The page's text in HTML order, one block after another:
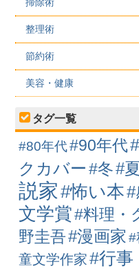
整理術
節約術
美容・健康
タグ一覧
#80年代#90年代
クカバー #冬#夏
説家#怖い本#
文学賞#料理・
野圭吾#漫画家 #
童文学作家 #行事